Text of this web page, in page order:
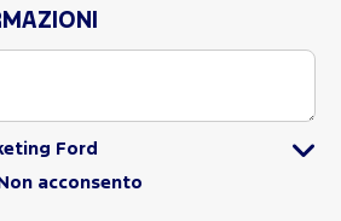
Ford
Non acconsento